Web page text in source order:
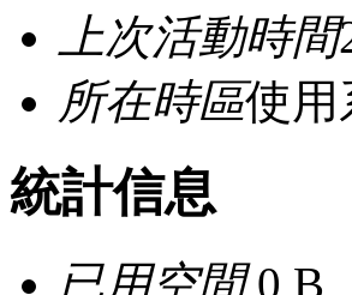
上次活動時間
所在時區使用
統計信息
已用空間0 B